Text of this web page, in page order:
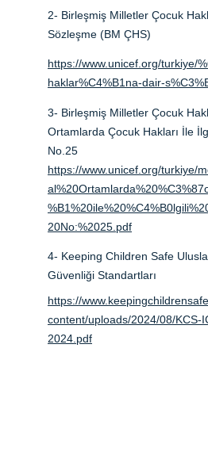
2- Birleşmiş Milletler Çocuk
Sözleşme (BM ÇHS)
https://www.unicef.org/turkiye/
haklar%C4%B1na-dair-
3- Birleşmiş Milletler Çocuk
Ortamlarda Çocuk Hakları İle
No.25
https://www.unicef.org/turkiye/
20No:%2025.pdf
4- Keeping Children Safe
Güvenliği Standartları
https://
content/uploads/2024/08/KCS-
2024.pdf